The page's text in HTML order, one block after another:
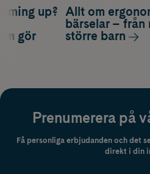
up?
gör
Allt om
bärselar –
större barn
Prenumerera på
Få personliga erbjudanden och det
direkt i din